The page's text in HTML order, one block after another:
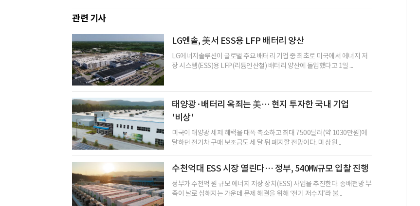
관련 기사
LG엔솔, 美서 ESS용 LFP 배터리 양산
LG에너지솔루션이 글로벌 주요 배터리 기업 중 최초로 미국에서 에너지 저
장 시스템(ESS)용 LFP(리튬인산철) 배터리 양산에 돌입했다고 1일 ...
태양광·배터리 옥죄는 美… 현지 투자한 국내 기업
'비상'
미국이 태양광 세제 혜택을 대폭 축소하고 최대 7500달러(약 1030만원)에
달하던 전기차 구매 보조금도 세 달 뒤 폐지할 전망이다. 미 상원...
수천억대 ESS 시장 열린다… 정부, 540㎿규모 입찰 진행
정부가 수천억 원 규모 에너지 저장 장치(ESS) 사업을 추진한다. 송배전망 부
족이 날로 심해지는 가운데 문제 해결을 위해 ‘전기 저수지’라 불...